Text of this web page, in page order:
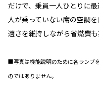
だけで、乗員一人ひとりに
人が乗っていない席の空調
適さを維持しながら省燃費も
■写真は機能説明のために各ランプ
のではありません。